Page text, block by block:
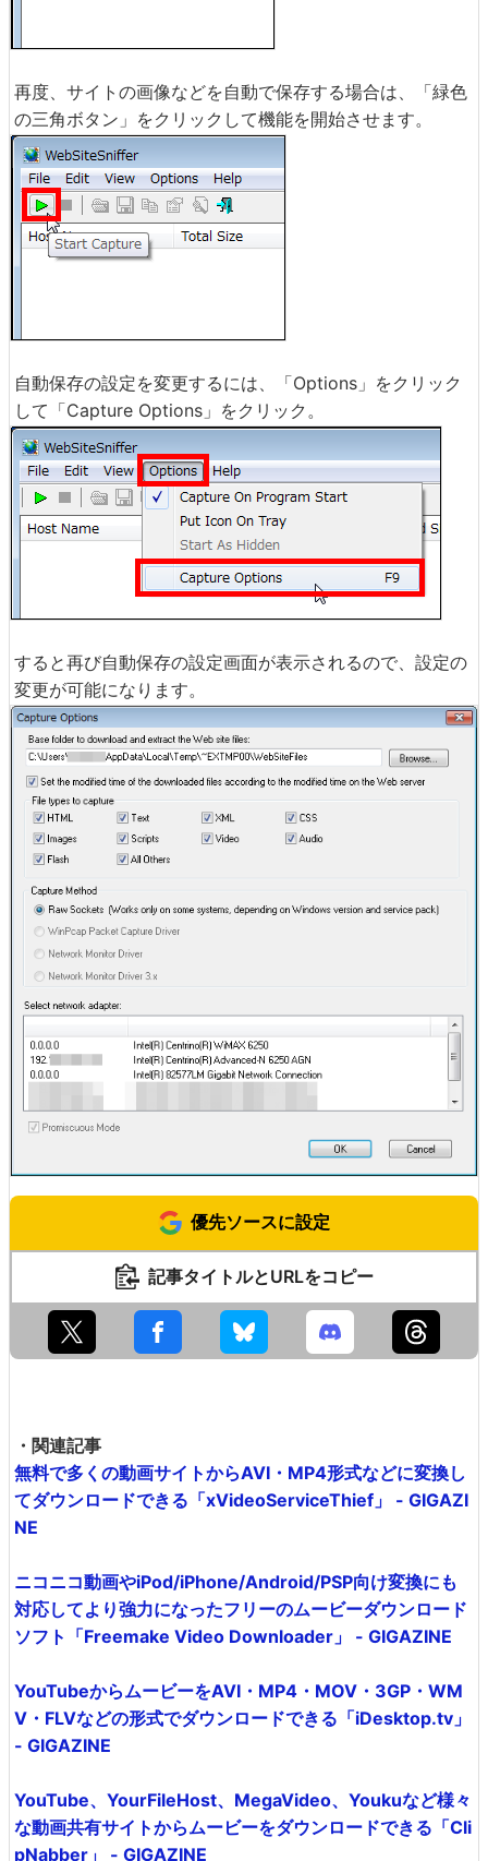
再度、サイトの画像などを自動で保存する場合は、「緑色
の三角ボタン」をクリックして機能を開始させます。
自動保存の設定を変更するには、「Options」をクリック
して「Capture Options」をクリック。
すると再び自動保存の設定画面が表示されるので、設定の
変更が可能になります。
優先ソースに設定
記事タイトルとURLをコピー
・関連記事
無料で多くの動画サイトからAVI・MP4形式などに変換し
てダウンロードできる「xVideoServiceThief」 - GIGAZI
NE
ニコニコ動画やiPod/iPhone/Android/PSP向け変換にも
対応してより強力になったフリーのムービーダウンロード
ソフト「Freemake Video Downloader」 - GIGAZINE
YouTubeからムービーをAVI・MP4・MOV・3GP・WM
V・FLVなどの形式でダウンロードできる「iDesktop.tv」
- GIGAZINE
YouTube、YourFileHost、MegaVideo、Youkuなど様々
な動画共有サイトからムービーをダウンロードできる「Cli
pNabber」 - GIGAZINE